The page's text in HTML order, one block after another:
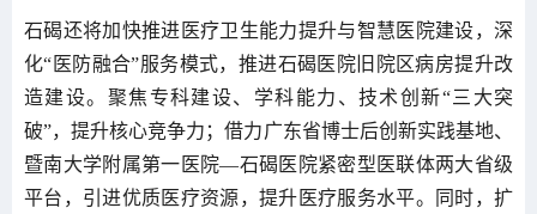
石碣还将加快推进医疗卫生能力提升与智慧医院建设，深
化“医防融合”服务模式，推进石碣医院旧院区病房提升改
造建设。聚焦专科建设、学科能力、技术创新“三大突
破”，提升核心竞争力；借力广东省博士后创新实践基地、
暨南大学附属第一医院—石碣医院紧密型医联体两大省级
平台，引进优质医疗资源，提升医疗服务水平。同时，扩